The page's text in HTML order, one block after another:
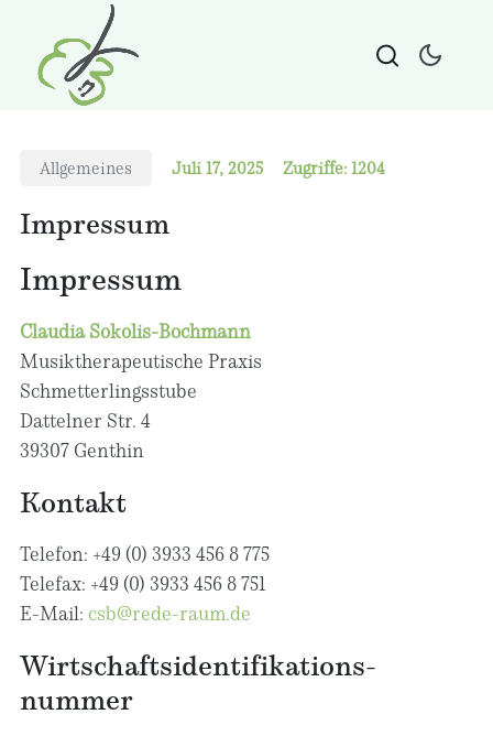
Allgemeines Juli 17, 2025 Zugriffe: 1204
Impressum
Impressum
Claudia Sokolis-Bochmann
Musiktherapeutische Praxis
Schmetterlingsstube
Dattelner Str. 4
39307 Genthin
Kontakt
Telefon: +49 (0) 3933 456 8 775
Telefax: +49 (0) 3933 456 8 751
E-Mail: csb@rede-raum.de
Wirtschafts­identifikations­
nummer